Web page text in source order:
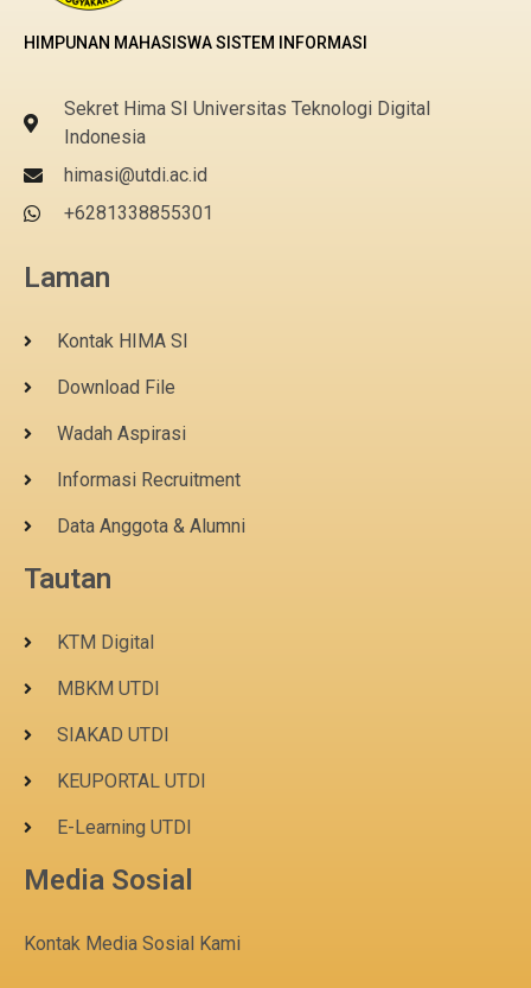
HIMPUNAN MAHASISWA SISTEM INFORMASI
Sekret Hima SI Universitas Teknologi Digital
Indonesia
himasi@utdi.ac.id
+6281338855301
Laman
Kontak HIMA SI
Download File
Wadah Aspirasi
Informasi Recruitment
Data Anggota & Alumni
Tautan
KTM Digital
MBKM UTDI
SIAKAD UTDI
KEUPORTAL UTDI
E-Learning UTDI
Media Sosial
Kontak Media Sosial Kami